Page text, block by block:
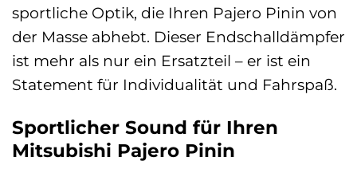
sportliche Optik, die Ihren Pajero Pinin von
der Masse abhebt. Dieser Endschalldämpfer
ist mehr als nur ein Ersatzteil – er ist ein
Statement für Individualität und Fahrspaß.
Sportlicher Sound für Ihren
Mitsubishi Pajero Pinin